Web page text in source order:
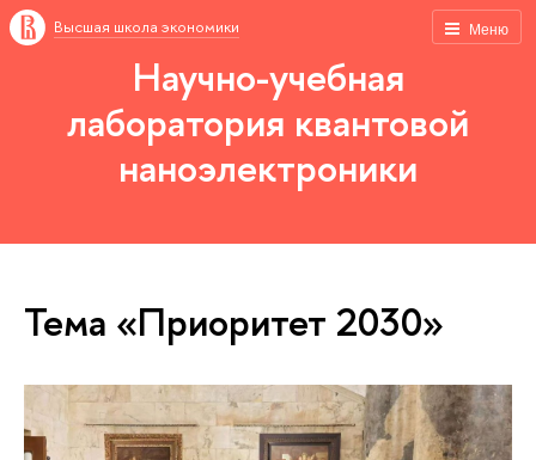
Меню
Высшая школа экономики
Научно-учебная
лаборатория квантовой
наноэлектроники
Тема «Приоритет 2030»